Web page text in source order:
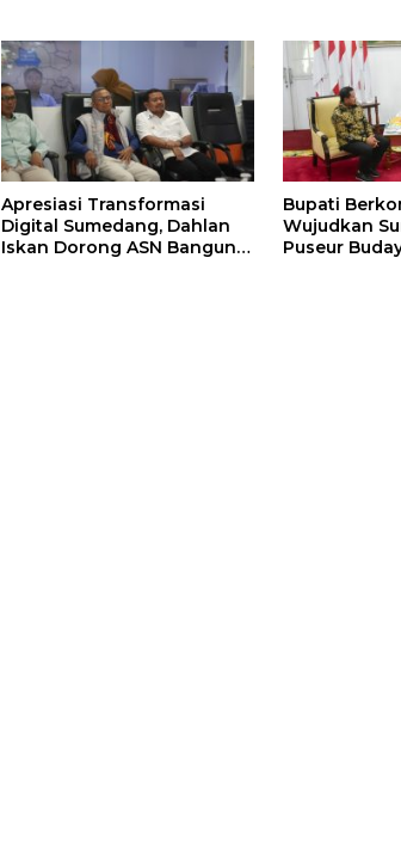
Apresiasi Transformasi
Digital Sumedang, Dahlan
Iskan Dorong ASN Bangun
Bupati
Wujudkan
Puseur